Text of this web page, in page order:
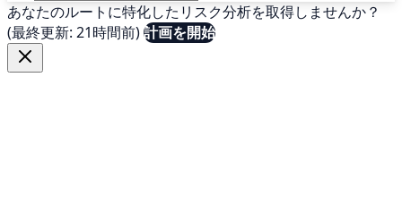
あなたのルートに特化したリスク分析を取得しませんか？
(最終更新: 21時間前)計画を開始